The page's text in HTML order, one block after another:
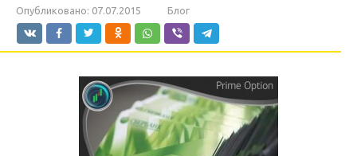
Опубликовано: 07.07.2015 Блог